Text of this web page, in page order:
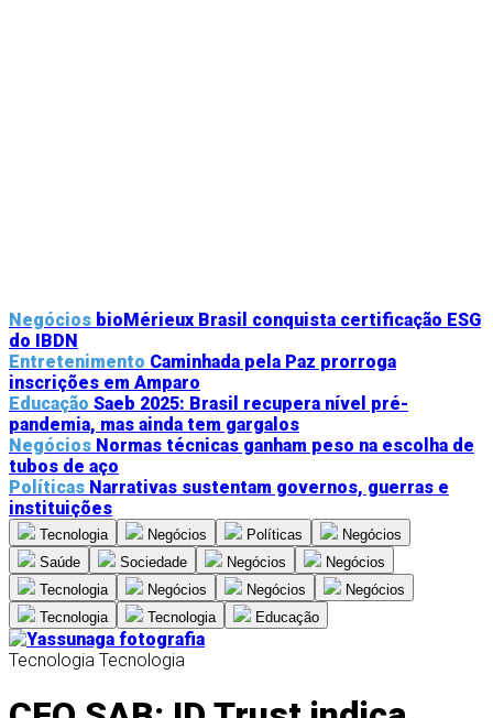
Negócios bioMérieux Brasil conquista certificação ESG
do IBDN
Entretenimento Caminhada pela Paz prorroga
inscrições em Amparo
Educação Saeb 2025: Brasil recupera nível pré-
pandemia, mas ainda tem gargalos
Negócios Normas técnicas ganham peso na escolha de
tubos de aço
Políticas Narrativas sustentam governos, guerras e
instituições
Tecnologia Negócios Políticas
Negócios
Saúde
Sociedade Negócios
Negócios
Tecnologia
Negócios Negócios
Negócios
Tecnologia
Tecnologia Educação
Tecnologia Tecnologia